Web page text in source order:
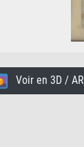
Voir en 3D / AR